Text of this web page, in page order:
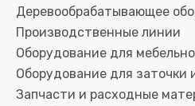
Деревообрабатывающее
Производственные линии
Оборудование для
Оборудование для заточки
Запчасти и расходные